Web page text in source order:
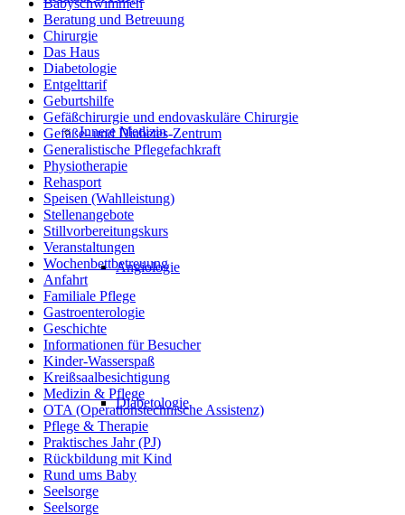
Innere Medizin
Angiologie
Diabetologie
Babyschwimmen
Beratung und Betreuung
Chirurgie
Das Haus
Diabetologie
Entgelttarif
Geburtshilfe
Gefäßchirurgie und endovaskuläre Chirurgie
Gefäße- und Diabetes-Zentrum
Generalistische Pflegefachkraft
Physiotherapie
Rehasport
Speisen (Wahlleistung)
Stellenangebote
Stillvorbereitungskurs
Veranstaltungen
Wochenbettbetreuung
Anfahrt
Familiale Pflege
Gastroenterologie
Geschichte
Informationen für Besucher
Kinder-Wasserspaß
Kreißsaalbesichtigung
Medizin & Pflege
OTA (Operationstechnische Assistenz)
Pflege & Therapie
Praktisches Jahr (PJ)
Rückbildung mit Kind
Rund ums Baby
Seelsorge
Seelsorge